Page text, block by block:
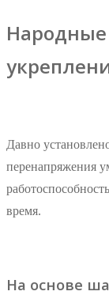
Давно
перенапряжения
время.
На основе